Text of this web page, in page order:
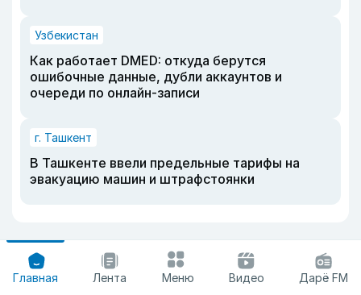
Узбекистан
Как работает DMED: откуда берутся
ошибочные данные, дубли аккаунтов и
очереди по онлайн-записи
г. Ташкент
В Ташкенте ввели предельные тарифы на
эвакуацию машин и штрафстоянки
Главная Лента Меню Видео Дарё FM